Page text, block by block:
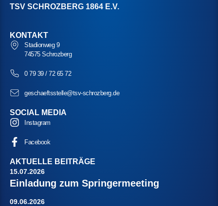
TSV SCHROZBERG 1864 E.V.
KONTAKT
Stadionweg 9
74575 Schrozberg
0 79 39 / 72 65 72
geschaeftsstelle@tsv-schrozberg.de
SOCIAL MEDIA
Instagram
Facebook
AKTUELLE BEITRÄGE
15.07.2026
Einladung zum Springermeeting
09.06.2026